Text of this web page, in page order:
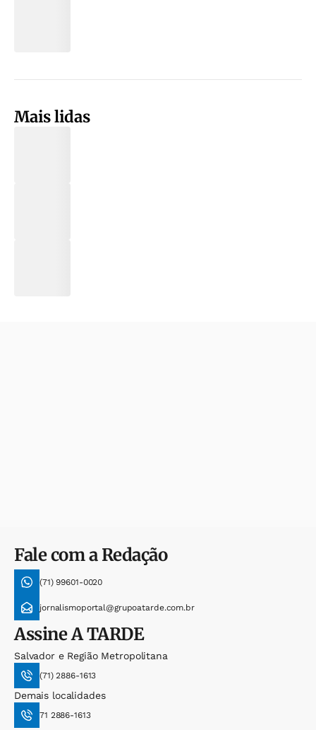
Mais lidas
Fale com a Redação
(71) 99601-0020
jornalismoportal@grupoatarde.com.br
AssineA TARDE
Salvador e Região Metropolitana
(71) 2886-1613
Demais localidades
71 2886-1613